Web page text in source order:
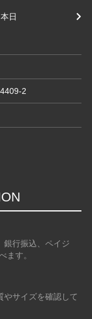
本日
2
銀行振込、ペイジ
ます。
やサイズを確認して